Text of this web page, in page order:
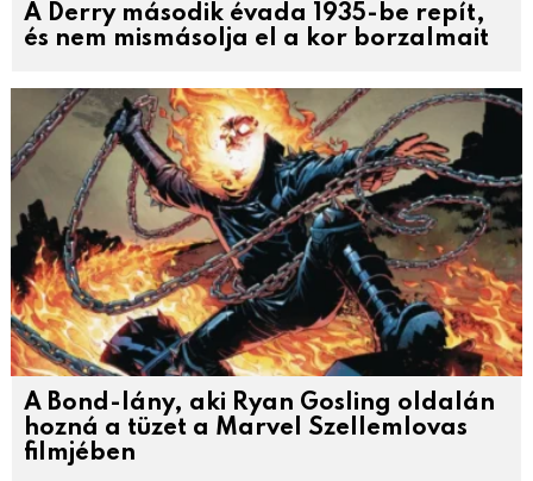
A Derry második évada 1935-be repít,
és nem mismásolja el a kor borzalmait
A Bond-lány, aki Ryan Gosling oldalán
hozná a tüzet a Marvel Szellemlovas
filmjében